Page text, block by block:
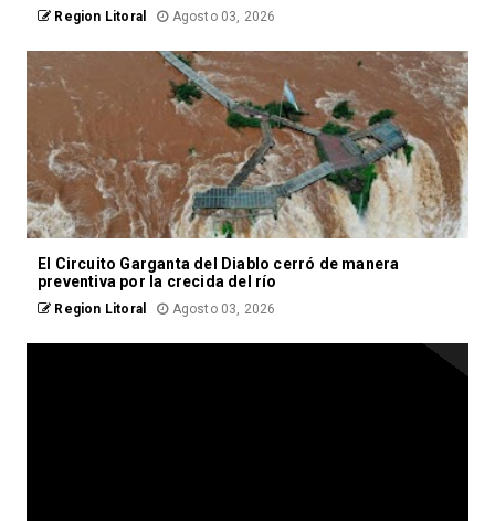
Region Litoral Agosto 03, 2026
El Circuito Garganta del Diablo cerró de manera
preventiva por la crecida del río
Region Litoral Agosto 03, 2026